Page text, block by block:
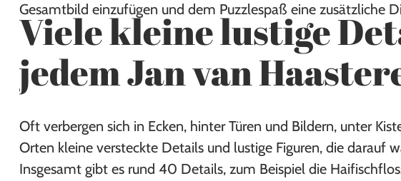
Gesamtbild einzufügen und dem Puzzlespaß eine zusätzliche
Viele kleine lustige
jedem Jan van
Oft verbergen sich in Ecken, hinter Türen und Bildern, unter
Orten kleine versteckte Details und lustige Figuren, die darauf
Insgesamt gibt es rund 40 Details, zum Beispiel die